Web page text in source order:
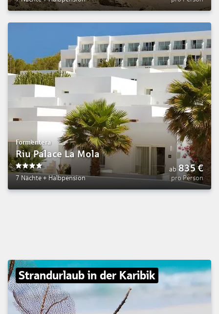
Formentera
Riu Palace La Mola
4
7 Nächte + Halbpension
ab 835€
pro Person
Strandurlaub in der Karibik